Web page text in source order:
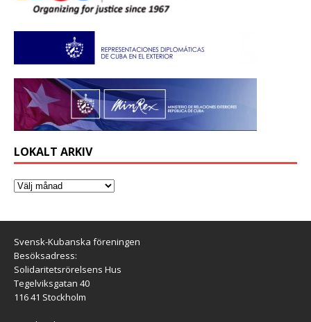
LOKALT ARKIV
Svensk-Kubanska föreningen
Besöksadress:
Solidaritetsrörelsens Hus
Tegelviksgatan 40
116 41 Stockholm